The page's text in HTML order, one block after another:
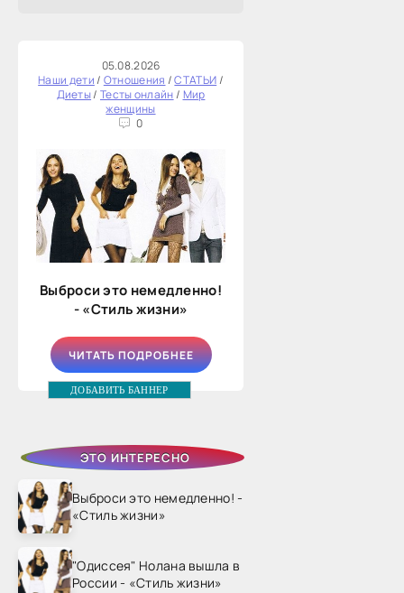
статью:
05.08.2026
Наши дети/ Отношения /СТАТЬИ/
Диеты/ Тесты онлайн/ Мир
женщины
0
Выброси это немедленно!
- «Стиль жизни»
ЧИТАТЬ ПОДРОБНЕЕ
ДОБАВИТЬ БАННЕР
ЭТО ИНТЕРЕСНО
Выброси это немедленно! -
«Стиль жизни»
"Одиссея" Нолана вышла в
России - «Стиль жизни»